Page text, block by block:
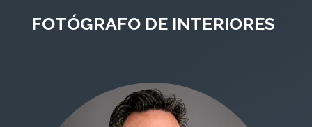
FOTÓGRAFO DE INTERIORES